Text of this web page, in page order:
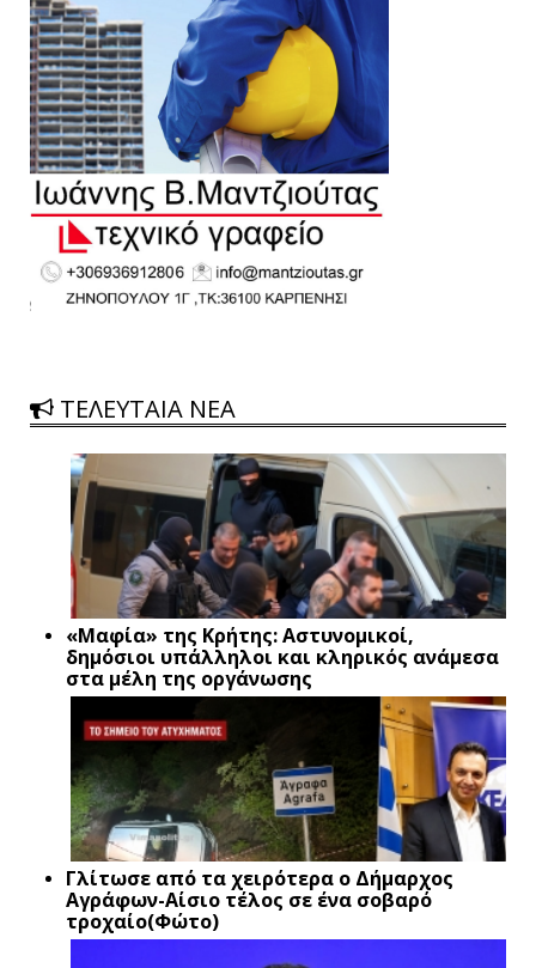
ΤΕΛΕΥΤΑΙΑ ΝΕΑ
«Μαφία» της Κρήτης: Αστυνομικοί,
δημόσιοι υπάλληλοι και κληρικός ανάμεσα
στα μέλη της οργάνωσης
Γλίτωσε από τα χειρότερα ο Δήμαρχος
Αγράφων-Αίσιο τέλος σε ένα σοβαρό
τροχαίο(Φώτο)